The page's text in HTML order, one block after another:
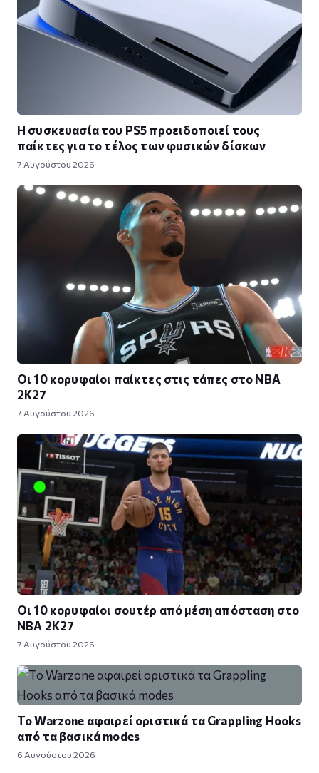
Η συσκευασία του PS5 προειδοποιεί τους
παίκτες για το τέλος των φυσικών δίσκων
7 Αυγούστου 2026
Οι 10 κορυφαίοι παίκτες στις τάπες στο NBA
2K27
7 Αυγούστου 2026
Οι 10 κορυφαίοι σουτέρ από μέση απόσταση στο
NBA 2K27
7 Αυγούστου 2026
Το Warzone αφαιρεί οριστικά τα Grappling Hooks
από τα βασικά modes
6 Αυγούστου 2026